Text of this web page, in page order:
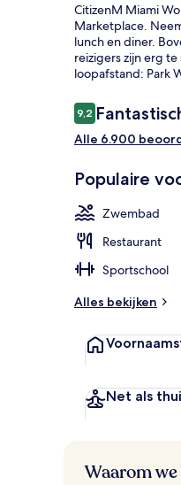
CitizenM Miami
Marketplace.
lunch en diner.
reizigers zijn erg
loopafstand: Park
Beoordelingen
9,29,2 op 10 –
Alle 6.900
Populaire
Zwembad
Restaurant
Sportschool
Alles bekijken
Net als
Waarom